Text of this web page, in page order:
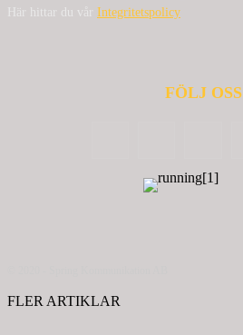
Här hittar du vår Integritetspolicy
FÖLJ OSS
FLER ARTIKLAR